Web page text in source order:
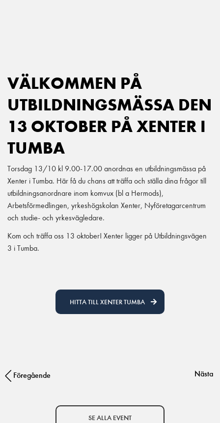
VÄLKOMMEN PÅ
UTBILDNINGSMÄSSA DEN
13 OKTOBER PÅ XENTER I
TUMBA
Torsdag 13/10 kl 9.00-17.00 anordnas en utbildningsmässa på
Xenter i Tumba. Här få du chans att träffa och ställa dina frågor till
utbildningsanordnare inom komvux (bl a Hermods),
Arbetsförmedlingen, yrkeshögskolan Xenter, Nyföretagarcentrum
och studie- och yrkesvägledare.
Kom och träffa oss 13 oktober! Xenter ligger på Utbildningsvägen
3 i Tumba.
HITTA TILL XENTER TUMBA
Post navigation
Föregående Nästa
SE ALLA EVENT